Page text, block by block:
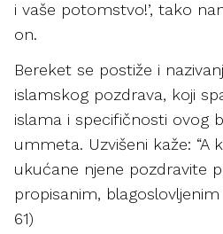
i vaše potomstvo!’, tako
on.
Bereket se postiže i
islamskog pozdrava, koji
islama i specifičnosti ovog
ummeta. Uzvišeni kaže: “A
ukućane njene pozdravite
propisanim,
61)